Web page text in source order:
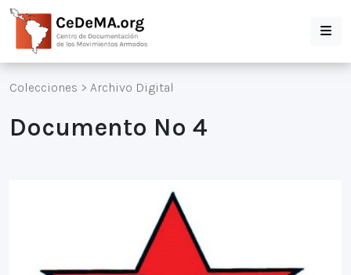
Colecciones > Archivo Digital
Documento Nº 4